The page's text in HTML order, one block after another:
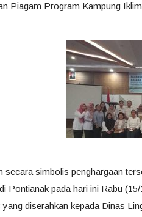
Piagam Program Kampung
secara simbolis penghargaan
Pontianak pada hari ini Rabu
yang diserahkan kepada Dinas